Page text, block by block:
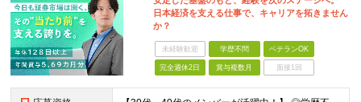
日本経済を支える仕事で、キャリアを拓きません
か？
未経験歓迎 学歴不問 ベテランOK
完全週休2日 賞与複数月 面接1回